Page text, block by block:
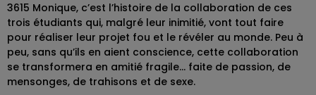
3615 Monique, c’est l’histoire de la collaboration de ces
trois étudiants qui, malgré leur inimitié, vont tout faire
pour réaliser leur projet fou et le révéler au monde. Peu à
peu, sans qu’ils en aient conscience, cette collaboration
se transformera en amitié fragile… faite de passion, de
mensonges, de trahisons et de sexe.